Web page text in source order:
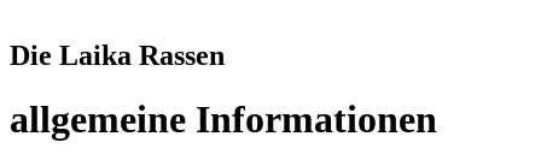
Die Laika Rassen
allgemeine Informationen